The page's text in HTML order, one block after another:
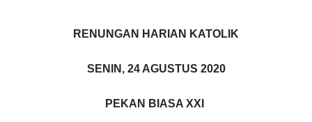
RENUNGAN HARIAN KATOLIK
SENIN, 24 AGUSTUS 2020
PEKAN BIASA XXI